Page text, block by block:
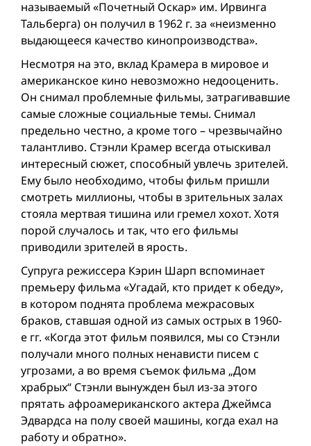
называемый «Почетный Оскар» им. Ирвинга
Тальберга) он получил в 1962 г. за «неизменно
выдающееся качество кинопроизводства».
Несмотря на это, вклад Крамера в мировое и
американское кино невозможно недооценить.
Он снимал проблемные фильмы, затрагивавшие
самые сложные социальные темы. Снимал
предельно честно, а кроме того – чрезвычайно
талантливо. Стэнли Крамер всегда отыскивал
интересный сюжет, способный увлечь зрителей.
Ему было необходимо, чтобы фильм пришли
смотреть миллионы, чтобы в зрительных залах
стояла мертвая тишина или гремел хохот. Хотя
порой случалось и так, что его фильмы
приводили зрителей в ярость.
Супруга режиссера Кэрин Шарп вспоминает
премьеру фильма «Угадай, кто придет к обеду»,
в котором поднята проблема межрасовых
браков, ставшая одной из самых острых в 1960-
е гг. «Когда этот фильм появился, мы со Стэнли
получали много полныx ненависти писем с
угрозами, а во время съемок фильма „Дом
храбрых“ Стэнли вынужден был из-за этого
прятать афроамериканского актера Джеймса
Эдвардса на полу своей машины, когда ехал на
работу и обратно».